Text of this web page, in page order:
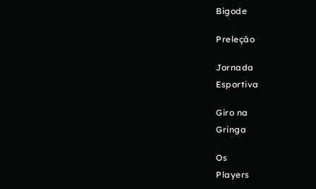
Bigode
Preleção
Jornada
Esportiva
Giro na
Gringa
Os
Players